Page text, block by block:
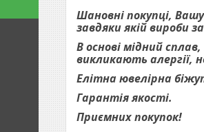
Шановні покупці,
завдяки якій вироби
В основі мідний
викликають алергії,
Елітна ювелірна
Гарантія якості.
Приємних покупок!